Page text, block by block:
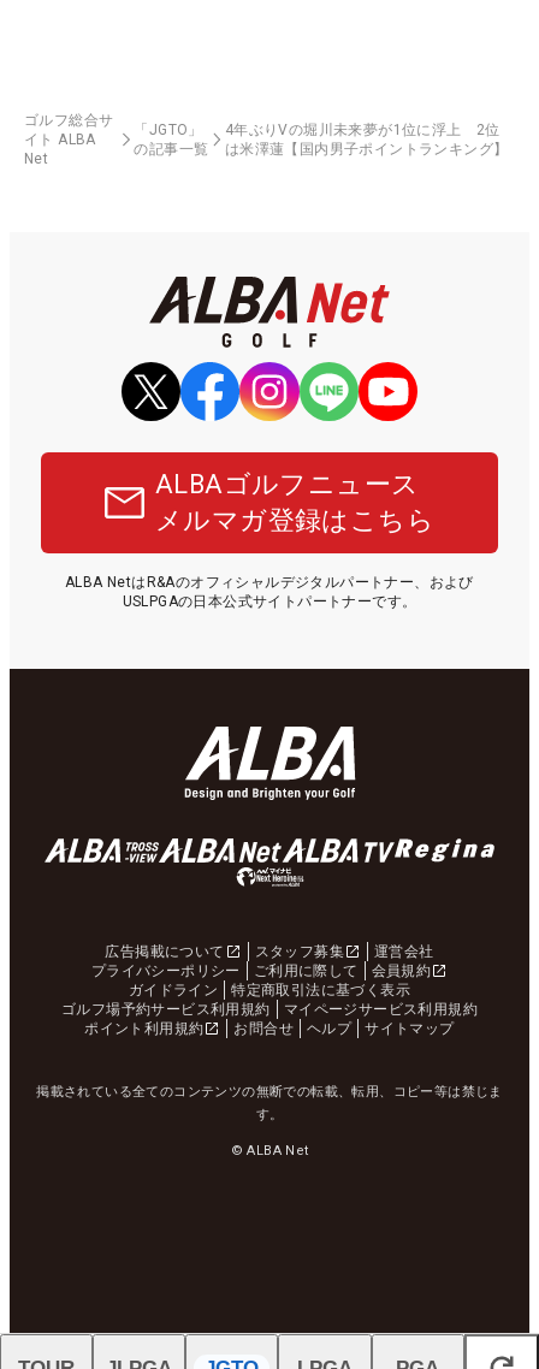
ゴルフ総合サ
イト ALBA
Net
「JGTO」
の記事一覧
4年ぶりVの堀川未来夢が1位に浮上 2位
は米澤蓮【国内男子ポイントランキング】
ALBAゴルフニュース
メルマガ登録はこちら
ALBA NetはR&Aのオフィシャルデジタルパートナー、および
USLPGAの日本公式サイトパートナーです。
広告掲載について スタッフ募集
運営会社
プライバシーポリシー
ご利用に際して
会員規約
ガイドライン
特定商取引法に基づく表示
ゴルフ場予約サービス利用規約
マイページサービス利用規約
ポイント利用規約
お問合せ ヘルプ サイトマップ
掲載されている全てのコンテンツの無断での転載、転用、コピー等は禁じま
す。
© ALBA Net